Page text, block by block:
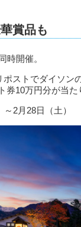
賞品も
時開催。
ストでダイソン
券10万円分が当
2月28日（土）